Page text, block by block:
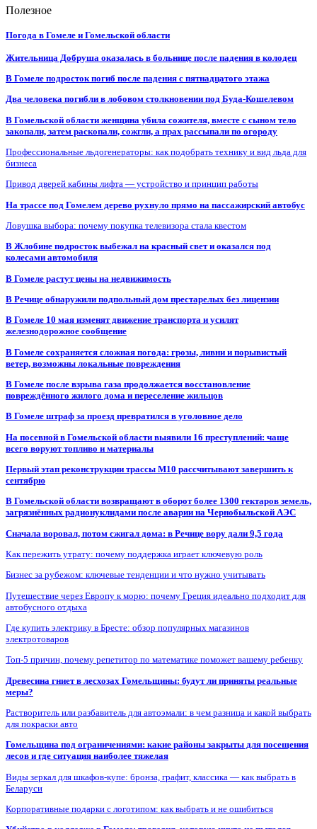
Полезное
Погода в Гомеле и Гомельской области
Жительница Добруша оказалась в больнице после падения в колодец
В Гомеле подросток погиб после падения с пятнадцатого этажа
Два человека погибли в лобовом столкновении под Буда-Кошелевом
В Гомельской области женщина убила сожителя, вместе с сыном тело
закопали, затем раскопали, сожгли, а прах рассыпали по огороду
Профессиональные льдогенераторы: как подобрать технику и вид льда для
бизнеса
Привод дверей кабины лифта — устройство и принцип работы
На трассе под Гомелем дерево рухнуло прямо на пассажирский автобус
Ловушка выбора: почему покупка телевизора стала квестом
В Жлобине подросток выбежал на красный свет и оказался под
колесами автомобиля
В Гомеле растут цены на недвижимость
В Речице обнаружили подпольный дом престарелых без лицензии
В Гомеле 10 мая изменят движение транспорта и усилят
железнодорожное сообщение
В Гомеле сохраняется сложная погода: грозы, ливни и порывистый
ветер, возможны локальные повреждения
В Гомеле после взрыва газа продолжается восстановление
повреждённого жилого дома и переселение жильцов
В Гомеле штраф за проезд превратился в уголовное дело
На посевной в Гомельской области выявили 16 преступлений: чаще
всего воруют топливо и материалы
Первый этап реконструкции трассы М10 рассчитывают завершить к
сентябрю
В Гомельской области возвращают в оборот более 1300 гектаров земель,
загрязнённых радионуклидами после аварии на Чернобыльской АЭС
Сначала воровал, потом сжигал дома: в Речице вору дали 9,5 года
Как пережить утрату: почему поддержка играет ключевую роль
Бизнес за рубежом: ключевые тенденции и что нужно учитывать
Путешествие через Европу к морю: почему Греция идеально подходит для
автобусного отдыха
Где купить электрику в Бресте: обзор популярных магазинов
электротоваров
Топ-5 причин, почему репетитор по математике поможет вашему ребенку
Древесина гниет в лесхозах Гомельщины: будут ли приняты реальные
меры?
Растворитель или разбавитель для автоэмали: в чем разница и какой выбрать
для покраски авто
Гомельщина под ограничениями: какие районы закрыты для посещения
лесов и где ситуация наиболее тяжелая
Виды зеркал для шкафов-купе: бронза, графит, классика — как выбрать в
Беларуси
Корпоративные подарки с логотипом: как выбрать и не ошибиться